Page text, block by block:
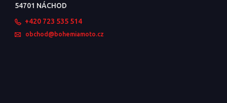
54701 NÁCHOD
+420 723 535 514
obchod@bohemiamoto.cz